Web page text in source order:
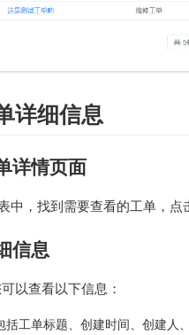
详细信息
详情页面
中，找到需要查看的工单，
信息
以查看以下信息：
括工单标题、创建时间、创建人